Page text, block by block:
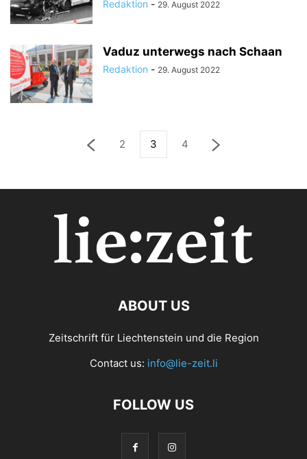
Redaktion - 29. August 2022
Vaduz unterwegs nach Schaan
Redaktion - 29. August 2022
2 3 4
ABOUT US
Zeitschrift für Liechtenstein und die Region
Contact us: info@lie-zeit.li
FOLLOW US